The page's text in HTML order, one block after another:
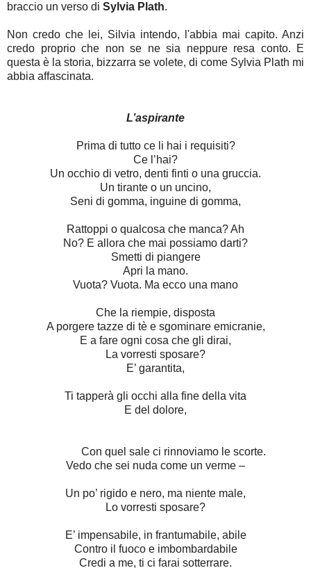
braccio un verso di Sylvia Plath.
Non credo che lei, Silvia intendo, l'abbia mai capito. Anzi
credo proprio che non se ne sia neppure resa conto. E
questa è la storia, bizzarra se volete, di come Sylvia Plath mi
abbia affascinata.
L’aspirante
Prima di tutto ce li hai i requisiti?
Ce l’hai?
Un occhio di vetro, denti finti o una gruccia.
Un tirante o un uncino,
Seni di gomma, inguine di gomma,
Rattoppi o qualcosa che manca? Ah
No? E allora che mai possiamo darti?
Smetti di piangere
Apri la mano.
Vuota? Vuota. Ma ecco una mano
Che la riempie, disposta
A porgere tazze di tè e sgominare emicranie,
E a fare ogni cosa che gli dirai,
La vorresti sposare?
E’ garantita,
Ti tapperà gli occhi alla fine della vita
E del dolore,
Con quel sale ci rinnoviamo le scorte.
Vedo che sei nuda come un verme –
Un po’ rigido e nero, ma niente male,
Lo vorresti sposare?
E’ impensabile, in frantumabile, abile
Contro il fuoco e imbombardabile
Credi a me, ti ci farai sotterrare.